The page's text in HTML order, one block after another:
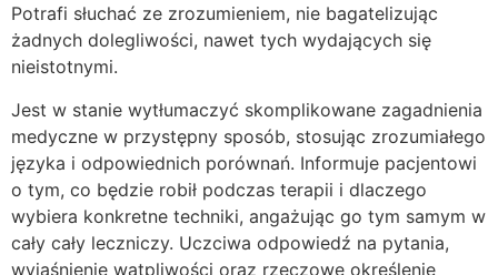
Potrafi słuchać ze zrozumieniem, nie bagatelizując
żadnych dolegliwości, nawet tych wydających się
nieistotnymi.
Jest w stanie wytłumaczyć skomplikowane zagadnienia
medyczne w przystępny sposób, stosując zrozumiałego
języka i odpowiednich porównań. Informuje pacjentowi
o tym, co będzie robił podczas terapii i dlaczego
wybiera konkretne techniki, angażując go tym samym w
cały cały leczniczy. Uczciwa odpowiedź na pytania,
wyjaśnienie wątpliwości oraz rzeczowe określenie